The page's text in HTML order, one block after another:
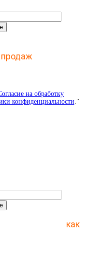
на обработку
конфиденциальности ."
как